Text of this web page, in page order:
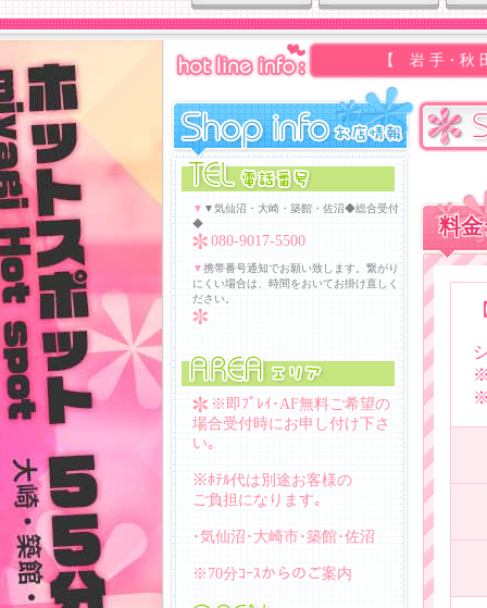
【 岩 手・秋 田 】の人気店が
▼▼気仙沼・大崎・築館・佐沼◆総合受付
◆
080-9017-5500
▼携帯番号通知でお願い致します。繋がり
にくい場合は、時間をおいてお掛け直しく
ださい。
※即ﾌﾟﾚｲ･AF無料ご希望の
場合受付時にお申し付け下さ
い｡
※ﾎﾃﾙ代は別途お客様の
ご負担になります｡
･気仙沼･大崎市･築館･佐沼
※70分ｺｰｽからのご案内
料